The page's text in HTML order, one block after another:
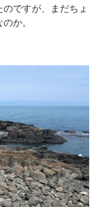
ですが、まだちょ
か。